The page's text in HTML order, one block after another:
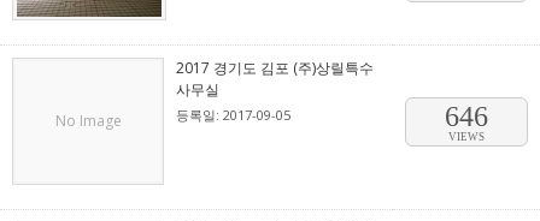
No Image
2017 경기도 김포 (주)상릴특수
사무실
등록일: 2017-09-05 646
VIEWS